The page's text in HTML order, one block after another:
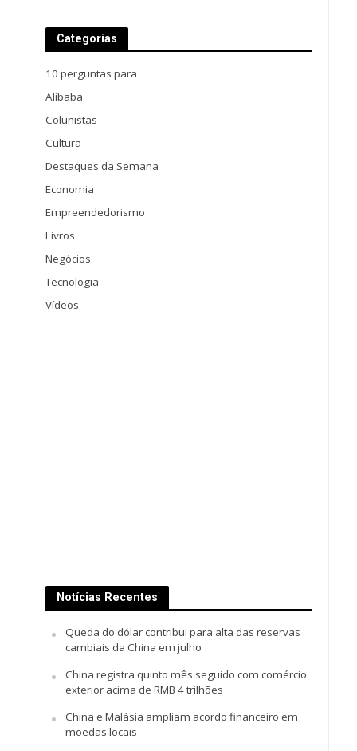
Categorias
10 perguntas para
Alibaba
Colunistas
Cultura
Destaques da Semana
Economia
Empreendedorismo
Livros
Negócios
Tecnologia
Vídeos
Notícias Recentes
Queda do dólar contribui para alta das reservas
cambiais da China em julho
China registra quinto mês seguido com comércio
exterior acima de RMB 4 trilhões
China e Malásia ampliam acordo financeiro em
moedas locais